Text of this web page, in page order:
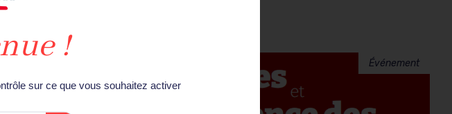
Événement
sur ce que vous souhaitez activer